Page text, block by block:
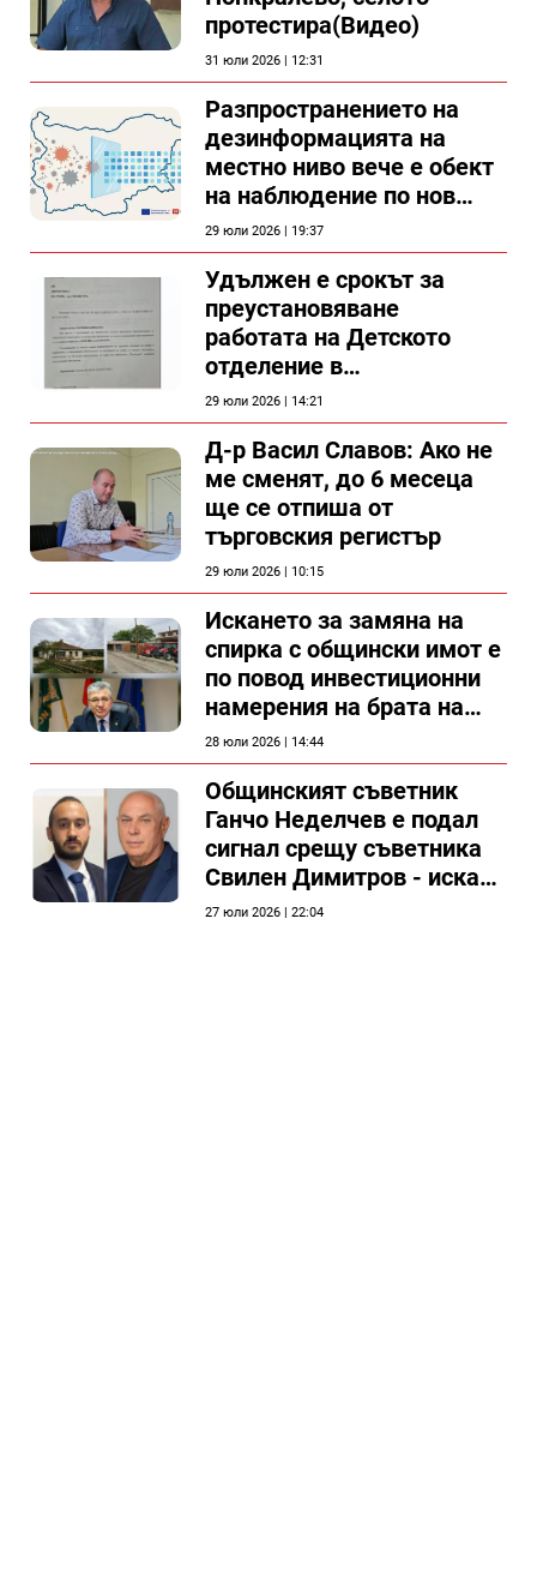
протестира(Видео)
31 юли 2026 | 12:31
Разпространението на
дезинформацията на
местно ниво вече е обект
на наблюдение по нов
проект
29 юли 2026 | 19:37
Удължен е срокът за
преустановяване
работата на Детското
отделение в
силистренската болница
29 юли 2026 | 14:21
Д-р Васил Славов: Ако не
ме сменят, до 6 месеца
ще се отпиша от
търговския регистър
29 юли 2026 | 10:15
Искането за замяна на
спирка с общински имот е
по повод инвестиционни
намерения на брата на
председателя на
Общински съвет Силистра
28 юли 2026 | 14:44
Общинският съветник
Ганчо Неделчев е подал
сигнал срещу съветника
Свилен Димитров - иска
етичната комисия на
27 юли 2026 | 22:04